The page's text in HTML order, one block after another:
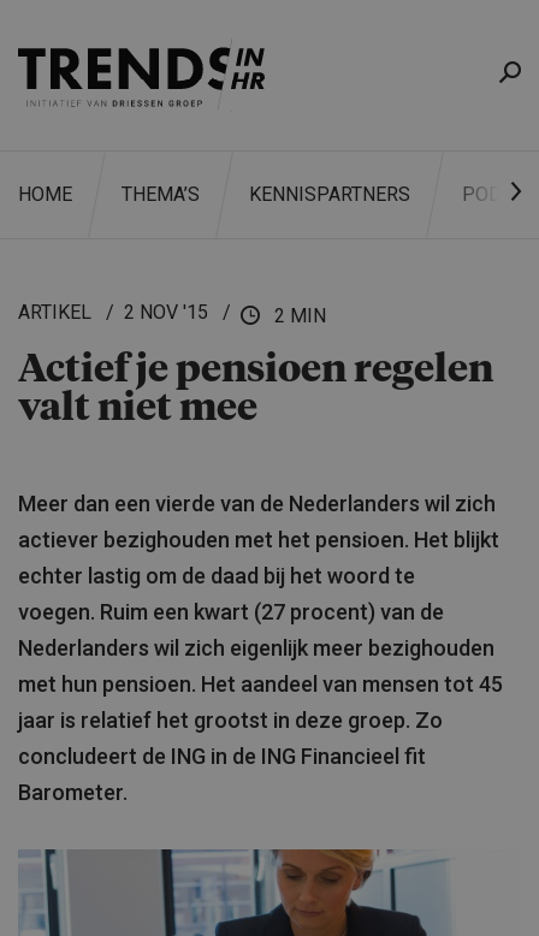
HOME THEMA’S KENNISPARTNERS
ZOEKEN
ARTIKEL 2 NOV '15 2 MIN
Actief je pensioen regelen
valt niet mee
Meer dan een vierde van de Nederlanders wil zich
actiever bezighouden met het pensioen. Het blijkt
echter lastig om de daad bij het woord te
voegen. Ruim een kwart (27 procent) van de
Nederlanders wil zich eigenlijk meer bezighouden
met hun pensioen. Het aandeel van mensen tot 45
jaar is relatief het grootst in deze groep. Zo
concludeert de ING in de ING Financieel fit
Barometer.